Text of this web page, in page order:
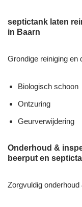
septictank laten
in Baarn
Grondige reiniging en
Biologisch schoon
Ontzuring
Geurverwijdering
Onderhoud &
beerput en
Zorgvuldig onderhoud